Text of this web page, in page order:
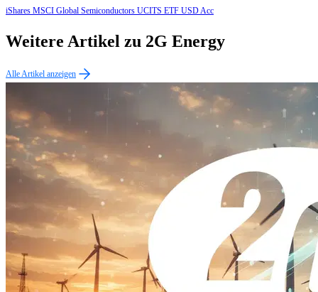
iShares MSCI Global Semiconductors UCITS ETF USD Acc
Weitere Artikel zu 2G Energy
Alle Artikel anzeigen